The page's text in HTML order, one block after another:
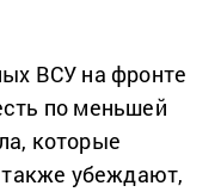
ВСУ на фронте
по меньшей
которые
также убеждают,